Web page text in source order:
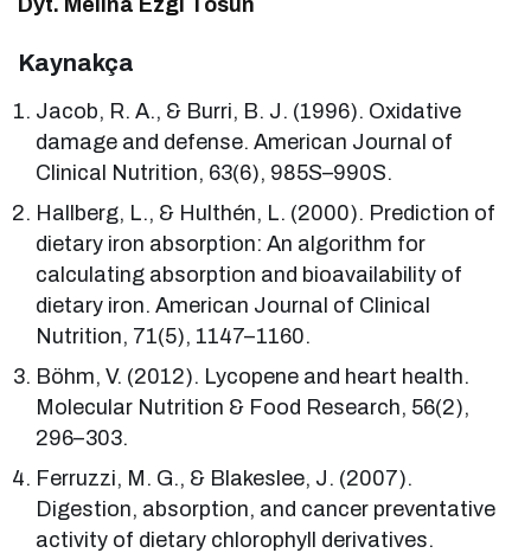
Kaynakça
Jacob, R. A., & Burri, B. J. (1996). Oxidative
damage and defense. American Journal of
Clinical Nutrition, 63(6), 985S–990S.
Hallberg, L., & Hulthén, L. (2000). Prediction of
dietary iron absorption: An algorithm for
calculating absorption and bioavailability of
dietary iron. American Journal of Clinical
Nutrition, 71(5), 1147–1160.
Böhm, V. (2012). Lycopene and heart health.
Molecular Nutrition & Food Research, 56(2),
296–303.
Ferruzzi, M. G., & Blakeslee, J. (2007).
Digestion, absorption, and cancer preventative
activity of dietary chlorophyll derivatives.